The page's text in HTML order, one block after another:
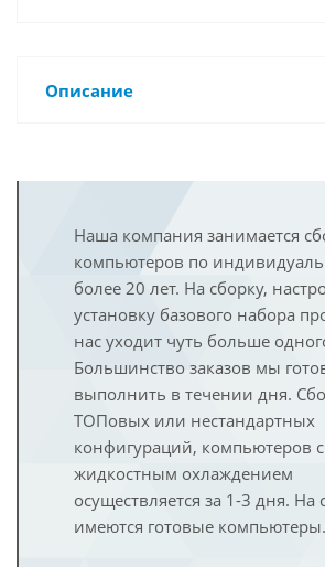
Описание
Наша компания занимается
компьютеров по
более 20 лет. На сборку,
установку базового набора
нас уходит чуть больше
Большинство заказов мы
выполнить в течении дня.
ТОПовых или нестандартных
конфигураций, компьютеров с
жидкостным охлаждением
осуществляется за 1-3 дня. На
имеются готовые компьютеры.